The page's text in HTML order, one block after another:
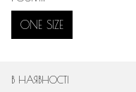
ONE SIZE
В НАЯВНОСТІ